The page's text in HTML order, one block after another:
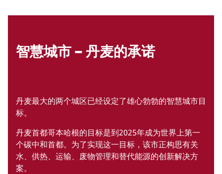
智慧城市 – 丹麦的承诺
丹麦最大的两个城区已经设定了雄心勃勃的智慧城市目
标。
丹麦首都哥本哈根的目标是到2025年成为世界上第一
个碳中和首都。为了实现这一目标，该市正构思有关
水、供热、运输、废物管理和替代能源的创新解决方
案。